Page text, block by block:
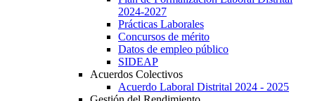
2024-2027
Prácticas Laborales
Concursos de mérito
Datos de empleo público
SIDEAP
Acuerdos Colectivos
Acuerdo Laboral Distrital 2024 - 2025